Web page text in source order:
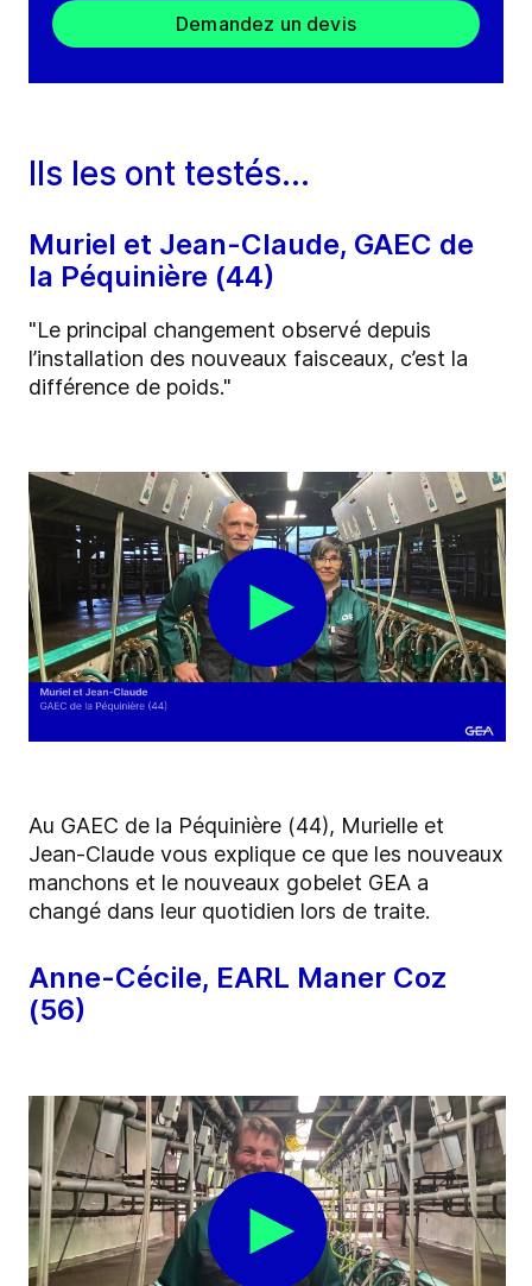
Demandez un devis
Ils les ont testés...
Muriel et Jean-Claude, GAEC de
la Péquinière (44)
"Le principal changement observé depuis
l’installation des nouveaux faisceaux, c’est la
différence de poids."
Au GAEC de la Péquinière (44), Murielle et
Jean-Claude vous explique ce que les nouveaux
manchons et le nouveaux gobelet GEA a
changé dans leur quotidien lors de traite.
Anne-Cécile, EARL Maner Coz
(56)